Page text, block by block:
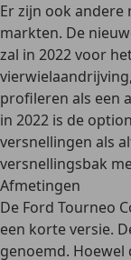
Er zijn ook
markten. De
zal in 2022 voor
profileren als een
in 2022 is de
versnellingen als
versnellingsbak
Afmetingen
De Ford Tourneo
een korte versie.
genoemd. Hoewel